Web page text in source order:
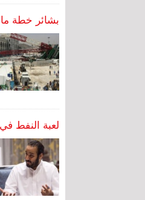
بشائر خطة
لعبة النفط